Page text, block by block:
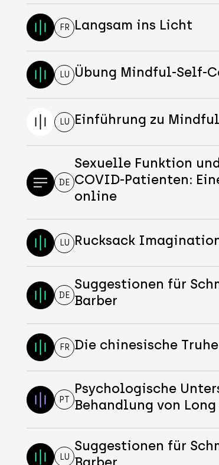
FR Langsam ins Licht
LU Übung Mindful-Self-
LU Einführung zu
DE
Sexuelle Funktion
COVID-Patienten:
online
LU Rucksack
DE
Suggestionen für
Barber
FR Die chinesische Truhe
PT
Psychologische
Behandlung von Long
LU
Suggestionen für